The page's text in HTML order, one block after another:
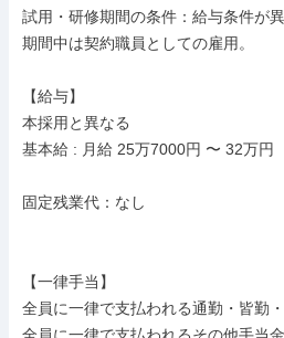
試用・研修期間の条件：給与条件が
期間中は契約職員としての雇用。
【給与】
本採用と異なる
基本給 : 月給 25万7000円 〜 32万円
固定残業代：なし
【一律手当】
全員に一律で支払われる通勤・皆勤